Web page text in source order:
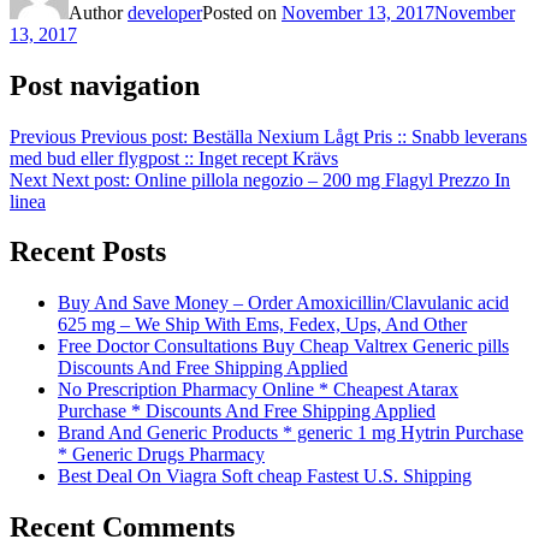
AuthordeveloperPosted on November 13, 2017November
13, 2017
Post navigation
Previous Previous post: Beställa Nexium Lågt Pris :: Snabb leverans
med bud eller flygpost :: Inget recept Krävs
Next Next post: Online pillola negozio – 200 mg Flagyl Prezzo In
linea
Recent Posts
Buy And Save Money – Order Amoxicillin/Clavulanic acid
625 mg – We Ship With Ems, Fedex, Ups, And Other
Free Doctor Consultations Buy Cheap Valtrex Generic pills
Discounts And Free Shipping Applied
No Prescription Pharmacy Online * Cheapest Atarax
Purchase * Discounts And Free Shipping Applied
Brand And Generic Products * generic 1 mg Hytrin Purchase
* Generic Drugs Pharmacy
Best Deal On Viagra Soft cheap Fastest U.S. Shipping
Recent Comments